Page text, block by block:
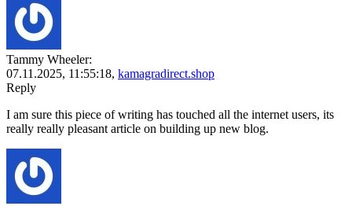
Tammy Wheeler:
07.11.2025, 11:55:18, kamagradirect.shop
Reply
I am sure this piece of writing has touched all the internet users, its
really really pleasant article on building up new blog.